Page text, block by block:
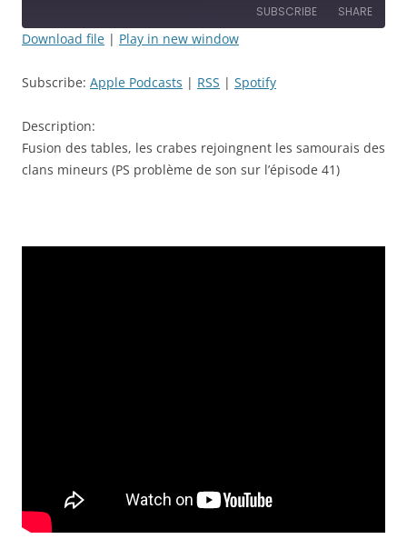
seconds
SUBSCRIBE SHARE
RSS FEED
EMBED
Download file | Play in new window
Subscribe: Apple Podcasts | RSS | Spotify
Description:
Fusion des tables, les crabes rejoingnent les samourais des
clans mineurs (PS problème de son sur l’épisode 41)